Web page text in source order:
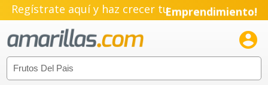
Regístrate aquí y haz crecer tuEmprendimiento!
